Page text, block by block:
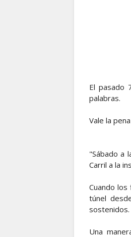
El pasado
palabras.
Vale la
"Sábado a
Carril a la
Cuando
túnel
sostenidos.
Una